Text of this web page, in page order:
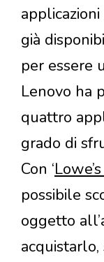
già
per essere
Lenovo ha
quattro
grado di
Con ‘
possibile
oggetto